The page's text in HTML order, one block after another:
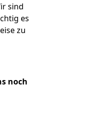
sind
es
zu
noch